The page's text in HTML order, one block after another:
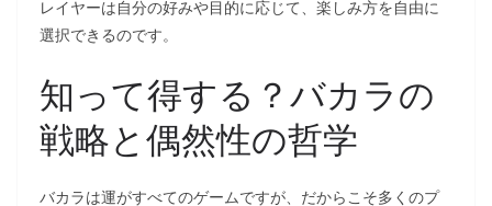
レイヤーは自分の好みや目的に応じて、楽しみ方を自由に
選択できるのです。
知って得する？バカラの
戦略と偶然性の哲学
バカラは運がすべてのゲームですが、だからこそ多くのプ